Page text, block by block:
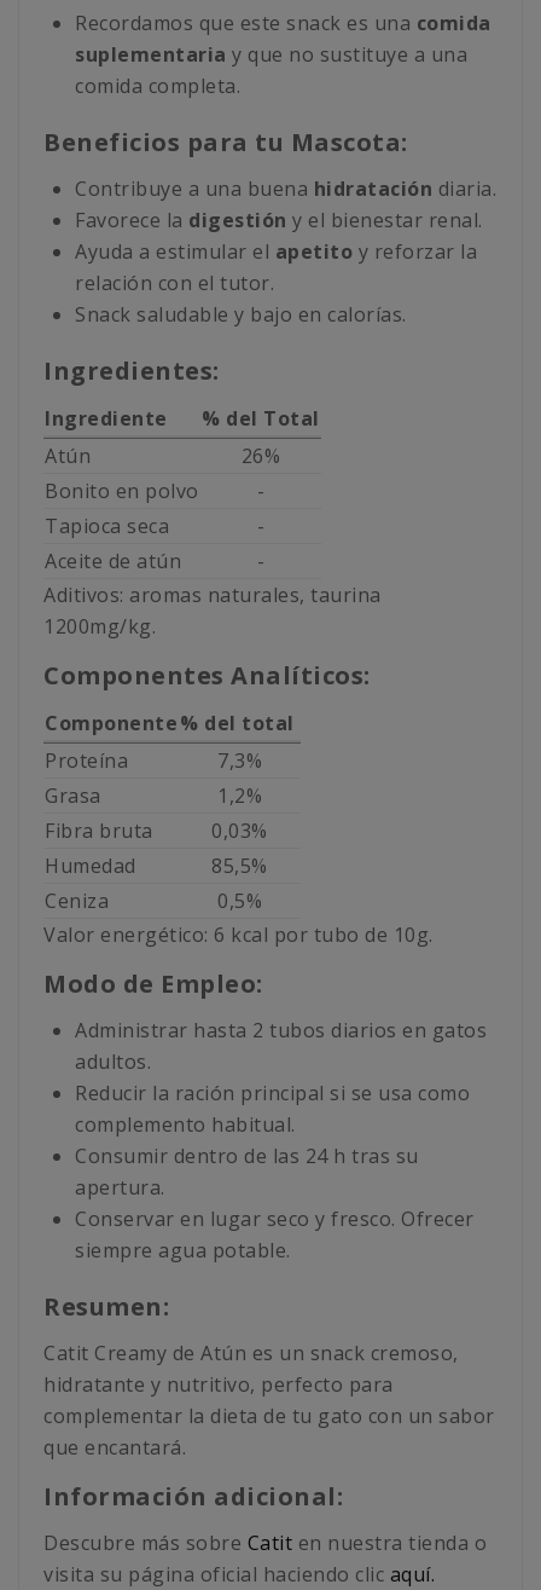
Recordamos que este snack es una comida
suplementaria y que no sustituye a una
comida completa.
Beneficios para tu Mascota:
Contribuye a una buena hidratación diaria.
Favorece la digestión y el bienestar renal.
Ayuda a estimular el apetito y reforzar la
relación con el tutor.
Snack saludable y bajo en calorías.
Ingredientes:
Ingrediente
% del Total
Atún
26%
Bonito en polvo
-
Tapioca seca
-
Aceite de atún
-
Aditivos: aromas naturales, taurina
1200mg/kg.
Componentes Analíticos:
Componente% del total
Proteína
7,3%
Grasa
1,2%
Fibra bruta
0,03%
Humedad
85,5%
Ceniza
0,5%
Valor energético: 6 kcal por tubo de 10g.
Modo de Empleo:
Administrar hasta 2 tubos diarios en gatos
adultos.
Reducir la ración principal si se usa como
complemento habitual.
Consumir dentro de las 24 h tras su
apertura.
Conservar en lugar seco y fresco. Ofrecer
siempre agua potable.
Resumen:
Catit Creamy de Atún es un snack cremoso,
hidratante y nutritivo, perfecto para
complementar la dieta de tu gato con un sabor
que encantará.
Información adicional:
Descubre más sobre Catit en nuestra tienda o
visita su página oficial haciendo clic aquí.